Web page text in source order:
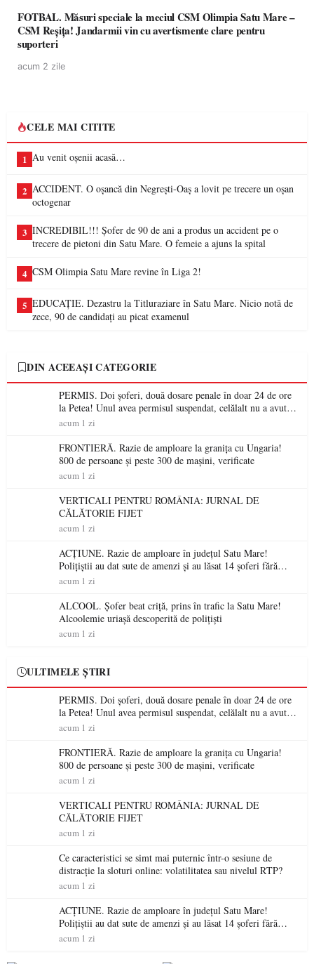
FOTBAL. Măsuri speciale la meciul CSM Olimpia Satu Mare –
CSM Reșița! Jandarmii vin cu avertismente clare pentru
suporteri
acum 2 zile
CELE MAI CITITE
1 Au venit oșenii acasă…
2 ACCIDENT. O oșancă din Negrești-Oaș a lovit pe trecere un oșan
octogenar
3 INCREDIBIL!!! Șofer de 90 de ani a produs un accident pe o
trecere de pietoni din Satu Mare. O femeie a ajuns la spital
4 CSM Olimpia Satu Mare revine în Liga 2!
5 EDUCAȚIE. Dezastru la Titluraziare în Satu Mare. Nicio notă de
zece, 90 de candidați au picat examenul
DIN ACEEAȘI CATEGORIE
PERMIS. Doi șoferi, două dosare penale în doar 24 de ore
la Petea! Unul avea permisul suspendat, celălalt nu a avut
niciodată permis
acum 1 zi
FRONTIERĂ. Razie de amploare la granița cu Ungaria!
800 de persoane și peste 300 de mașini, verificate
acum 1 zi
VERTICALI PENTRU ROMÂNIA: JURNAL DE
CĂLĂTORIE FIJET
acum 1 zi
ACȚIUNE. Razie de amploare în județul Satu Mare!
Polițiștii au dat sute de amenzi și au lăsat 14 șoferi fără
permis într-o singură zi
acum 1 zi
ALCOOL. Șofer beat criță, prins în trafic la Satu Mare!
Alcoolemie uriașă descoperită de polițiști
acum 1 zi
ULTIMELE ȘTIRI
PERMIS. Doi șoferi, două dosare penale în doar 24 de ore
la Petea! Unul avea permisul suspendat, celălalt nu a avut
niciodată permis
acum 1 zi
FRONTIERĂ. Razie de amploare la granița cu Ungaria!
800 de persoane și peste 300 de mașini, verificate
acum 1 zi
VERTICALI PENTRU ROMÂNIA: JURNAL DE
CĂLĂTORIE FIJET
acum 1 zi
Ce caracteristici se simt mai puternic într-o sesiune de
distracție la sloturi online: volatilitatea sau nivelul RTP?
acum 1 zi
ACȚIUNE. Razie de amploare în județul Satu Mare!
Polițiștii au dat sute de amenzi și au lăsat 14 șoferi fără
permis într-o singură zi
acum 1 zi